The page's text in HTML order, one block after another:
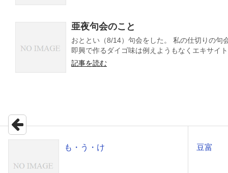
亜夜句会のこと
おととい（8/14）句会をした。 私の仕切りの句
即興で作るダイゴ味は例えようもなくエキサイ
記事を読む
も・う・け 豆富